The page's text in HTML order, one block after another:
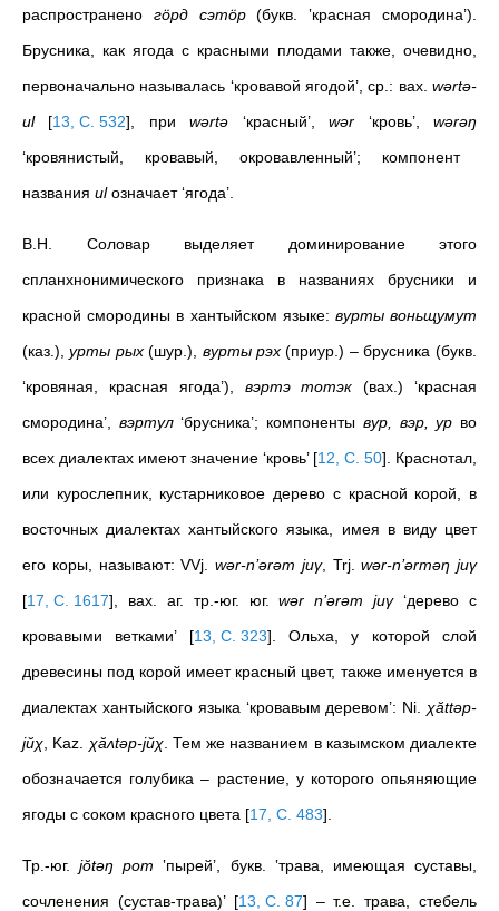
распространено гöрд сэтöр(букв. ‛красная смородина’).
Брусника, как ягода с красными плодами также, очевидно,
первоначально называлась ‘кровавой ягодой’, ср.: вах. wәrtә-
ul
[13, С. 532] , приwәrtә ‘красный’,wər ‘кровь’,wərәŋ
‘кровянистый, кровавый, окровавленный’; компонент
названия ulозначает ‘ягода’.
В.Н. Соловар выделяет доминирование этого
спланхнонимического признака в названиях брусники и
красной смородины в хантыйском языке: вурты воньщумут
(каз.),урты рых(шур.), вурты рэх (приур.) – брусника (букв.
‘кровяная, красная ягода’), вэртэ тотэк (вах.) ‘красная
смородина’, вэртул‘брусника’; компоненты вур, вэр, ур во
всех диалектах имеют значение ‘кровь’ [12, С. 50] . Краснотал,
или курослепник, кустарниковое дерево с красной корой, в
восточных диалектах хантыйского языка, имея в виду цвет
его коры, называют: VVj. wәr-n’әrәm juγ, Trj.wәr-n’әrmәη juγ
[17, С. 1617] , вах. аг. тр.-юг. юг.wәr n’әrәm juγ‘дерево с
кровавыми ветками’ [13, С. 323] . Ольха, у которой слой
древесины под корой имеет красный цвет, также именуется в
диалектах хантыйского языка ‘кровавым деревом’: Ni. χăttәp-
jŭχ , Kaz. χăʌtәp-jŭχ. Тем же названием в казымском диалекте
обозначается голубика – растение, у которого опьяняющие
ягоды с соком красного цвета [17, С. 483]
Тр.-юг.jŏtəŋ pom ‛пырей’, букв. ‛трава, имеющая суставы,
сочленения (сустав-трава)’ [13, С. 87] – т.е. трава, стебель